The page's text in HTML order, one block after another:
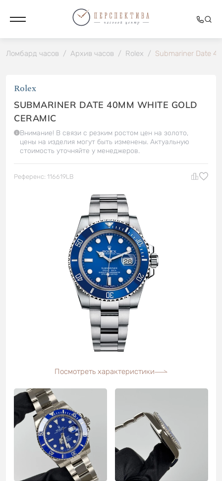
Ломбард часов / Архив часов / Rolex / Submariner Date
Rolex
SUBMARINER DATE 40MM WHITE GOLD
CERAMIC
Внимание! В связи с резким ростом цен на золото,
цены на изделия могут быть изменены. Актуальную
стоимость уточняйте у менеджеров.
Референс: 116619LB
Посмотреть характеристики